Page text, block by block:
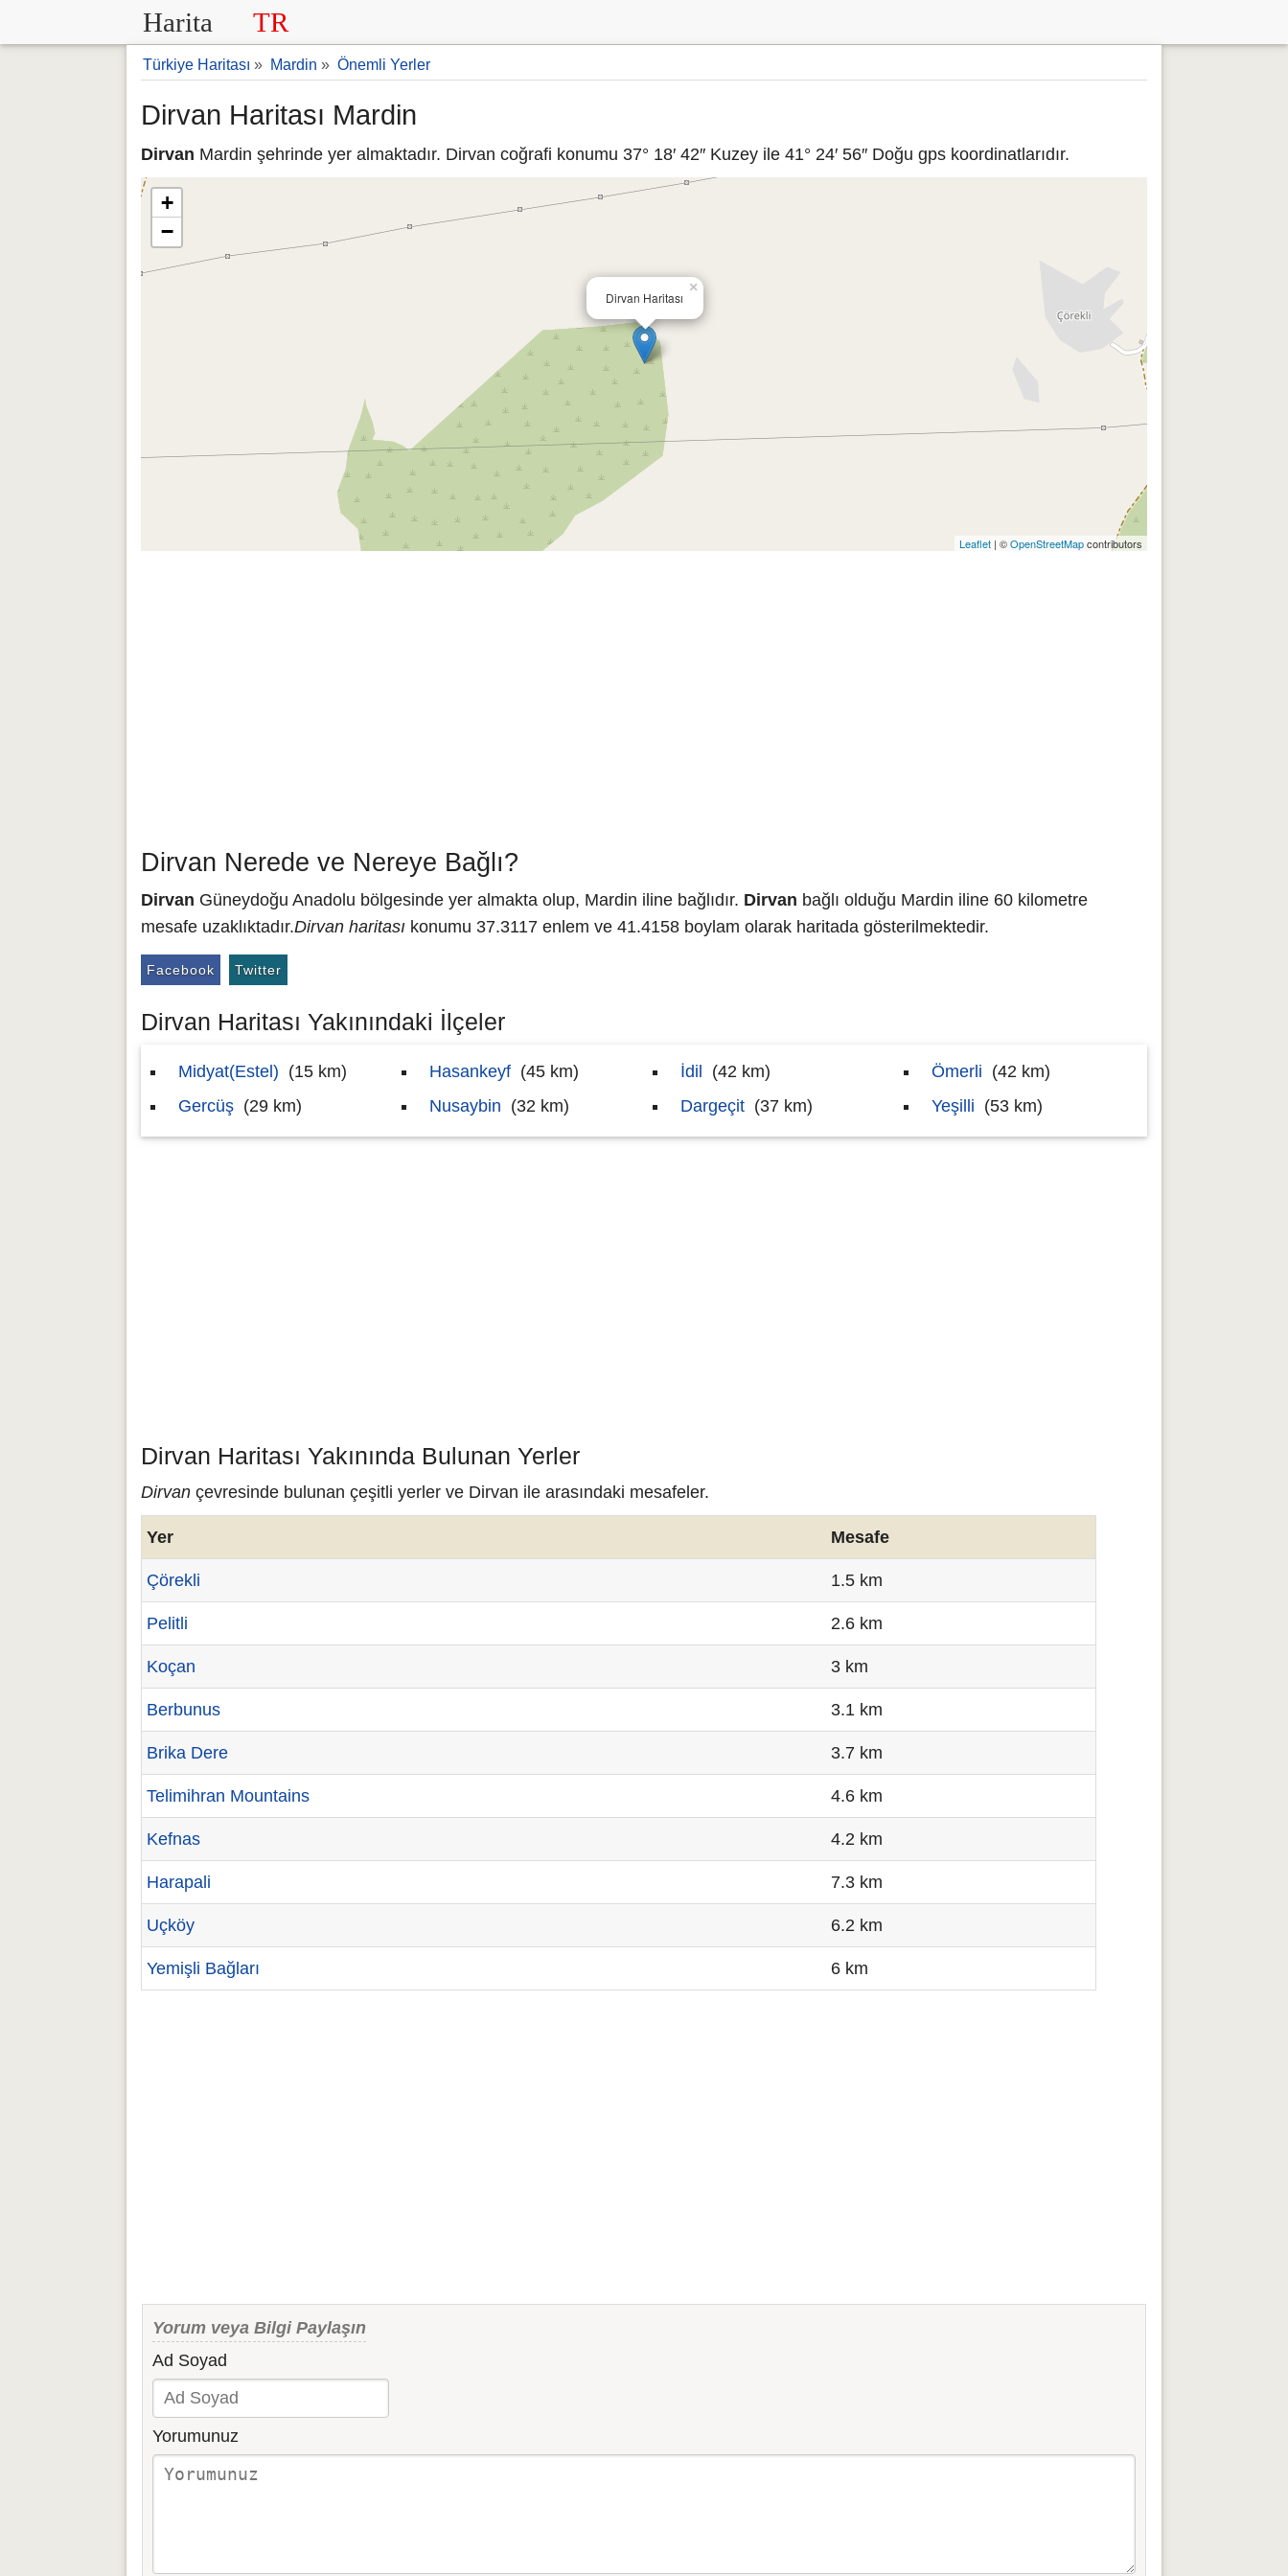
Harita TR
Türkiye Haritası » Mardin » Önemli Yerler
Dirvan Haritası Mardin
Dirvan Mardin şehrinde yer almaktadır. Dirvan coğrafi konumu 37° 18′ 42″ Kuzey ile 41° 24′ 56″ Doğu gps koordinatlarıdır.
Dirvan Haritası
×
+
−
Leaflet | ©OpenStreetMapcontributors
Dirvan Nerede ve Nereye Bağlı?
Dirvan Güneydoğu Anadolu bölgesinde yer almakta olup, Mardin iline bağlıdır. Dirvan bağlı olduğu Mardin iline 60 kilometre
mesafe uzaklıktadır.Dirvan haritası konumu 37.3117 enlem ve 41.4158 boylam olarak haritada gösterilmektedir.
Facebook Twitter
Dirvan Haritası Yakınındaki İlçeler
Midyat(Estel) (15 km)
Gercüş (29 km)
Hasankeyf (45 km)
Nusaybin (32 km)
İdil
(42 km)
Dargeçit (37 km)
Ömerli (42 km)
Yeşilli (53 km)
Dirvan Haritası Yakınında Bulunan Yerler
Dirvan çevresinde bulunan çeşitli yerler ve Dirvan ile arasındaki mesafeler.
Yer Mesafe
Çörekli 1.5 km
Pelitli 2.6 km
Koçan 3 km
Berbunus 3.1 km
Brika Dere 3.7 km
Telimihran Mountains 4.6 km
Kefnas 4.2 km
Harapali 7.3 km
Uçköy 6.2 km
Yemişli Bağları 6 km
Yorum veya Bilgi Paylaşın
Ad Soyad
Yorumunuz